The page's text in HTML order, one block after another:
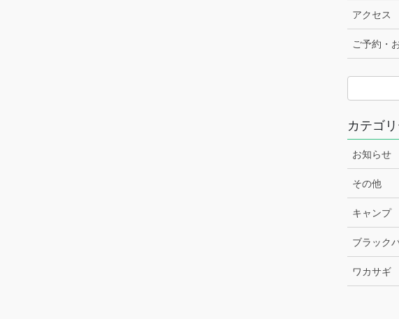
アクセス
ご予約・
カテゴ
お知らせ
その他
キャンプ
ブラック
ワカサギ